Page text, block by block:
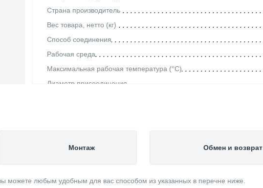
Страна производитель
Вес товара, нетто (кг)
Способ соединения
Рабочая среда
Максимальная рабочая температура (°С)
Диаметр присоединения
можете любым удобным для вас способом из указанных в перечне ниже.
Монтаж Обмен и возврат